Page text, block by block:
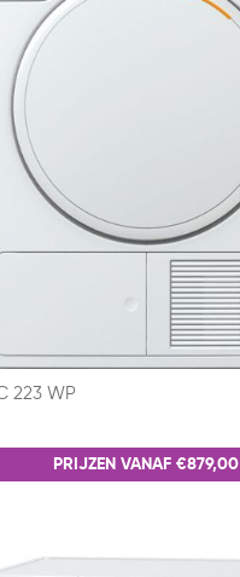
223 WP
PRIJZEN VANAF €879,00